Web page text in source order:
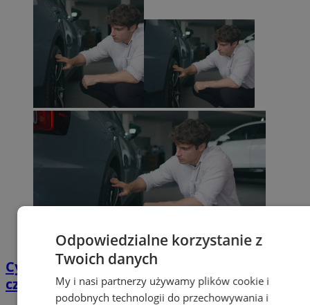
Cyfrowy przegląd przedtrasowy: co mówią
czujniki TPMS i diagnostyka pokładowa?
Odpowiedzialne korzystanie z
Twoich danych
My i nasi partnerzy używamy plików cookie i
podobnych technologii do przechowywania i